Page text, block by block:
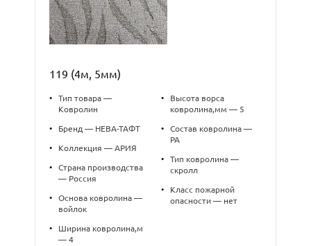
119 (4м, 5мм)
•
Тип товара —
Ковролин
• Бренд — НЕВА-ТАФТ
• Коллекция — АРИЯ
•
Страна производства
— Россия
•
Основа ковролина —
войлок
•
Ширина ковролина,м
— 4
•
Высота ворса
ковролина,мм — 5
•
Состав ковролина —
PA
•
Тип ковролина —
скролл
•
Класс пожарной
опасности — нет